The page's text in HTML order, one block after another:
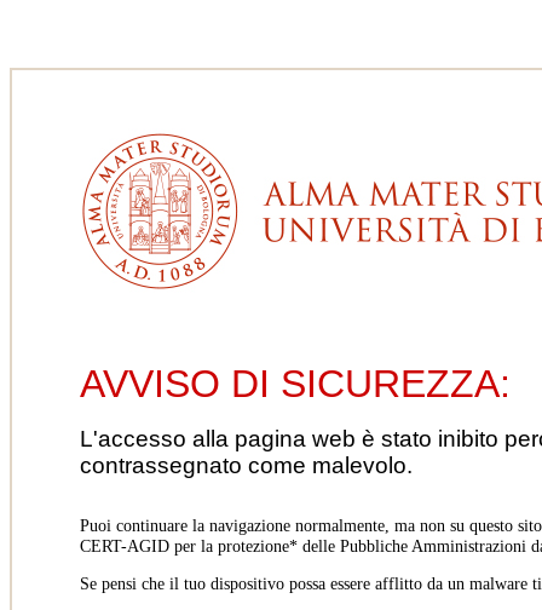
AVVISO DI SICUREZZA:
L'accesso alla pagina web è stato inibito
contrassegnato come malevolo.
Puoi continuare la navigazione normalmente, ma non su questo
CERT-AGID per la protezione* delle Pubbliche Amministrazioni
Se pensi che il tuo dispositivo possa essere afflitto da un